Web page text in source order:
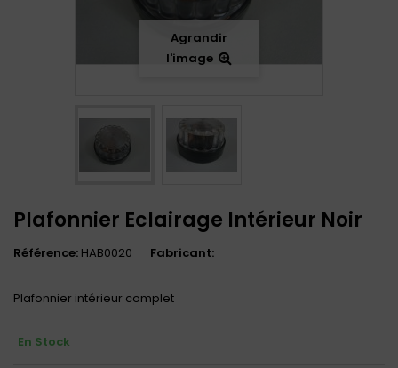
Agrandir
l'image
Plafonnier Eclairage Intérieur Noir
Référence: HAB0020 Fabricant:
Plafonnier intérieur complet
En Stock